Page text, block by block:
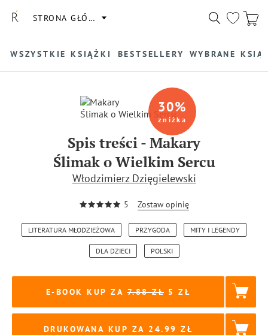
STRONA GŁÓWNA
WSZYSTKIE KSIĄŻKI BESTSELLERY WYBRANE
30%
zniżka
Spis treści-Makary
Ślimak o Wielkim Sercu
Włodzimierz Dzięgielewski
5 Zostaw opinię
LITERATURA MŁODZIEŻOWA PRZYGODA MITY I LEGENDY
DLA DZIECI POLSKI
E-BOOK KUP ZA 7.88 5
DRUKOWANA KUP ZA 24.99